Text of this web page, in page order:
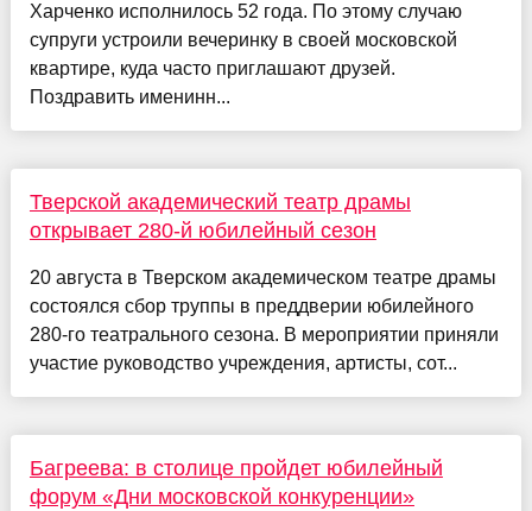
Харченко исполнилось 52 года. По этому случаю
супруги устроили вечеринку в своей московской
квартире, куда часто приглашают друзей.
Поздравить именинн...
Тверской академический театр драмы
открывает 280-й юбилейный сезон
20 августа в Тверском академическом театре драмы
состоялся сбор труппы в преддверии юбилейного
280-го театрального сезона. В мероприятии приняли
участие руководство учреждения, артисты, сот...
Багреева: в столице пройдет юбилейный
форум «Дни московской конкуренции»